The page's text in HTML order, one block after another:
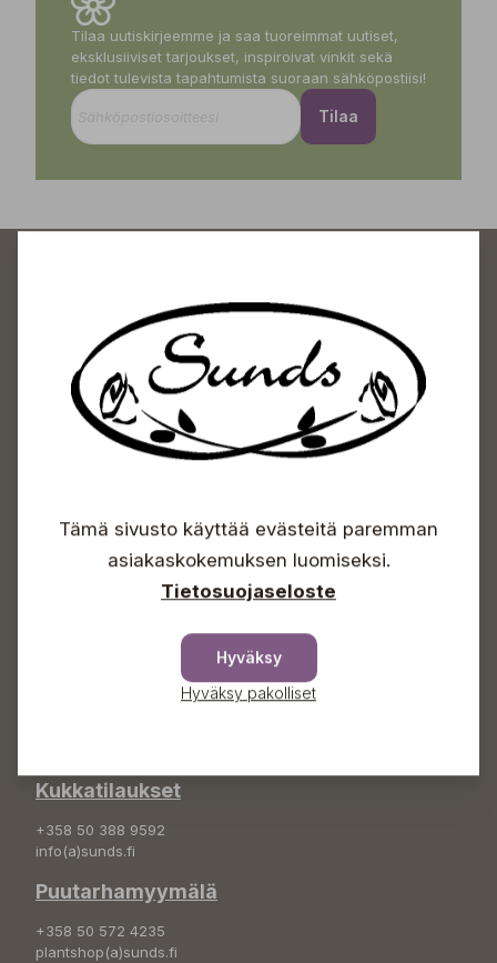
Tilaa uutiskirjeemme ja saa tuoreimmat uutiset,
eksklusiiviset tarjoukset, inspiroivat vinkit sekä
tiedot tulevista tapahtumista suoraan sähköpostiisi!
Tilaa
Sundin Puutarhakeskus
Avoinna
Sunnuntaisin Itsepalvelu
Info & vaihde
+358 50 388 9592
Kukkatilaukset
+358 50 388 9592
info(a)sunds.fi
Puutarhamyymälä
+358 50 572 4235
plantshop(a)sunds.fi
Tämä sivusto käyttää evästeitä paremman
asiakaskokemuksen luomiseksi.
Tietosuojaseloste
Hyväksy
Hyväksy pakolliset